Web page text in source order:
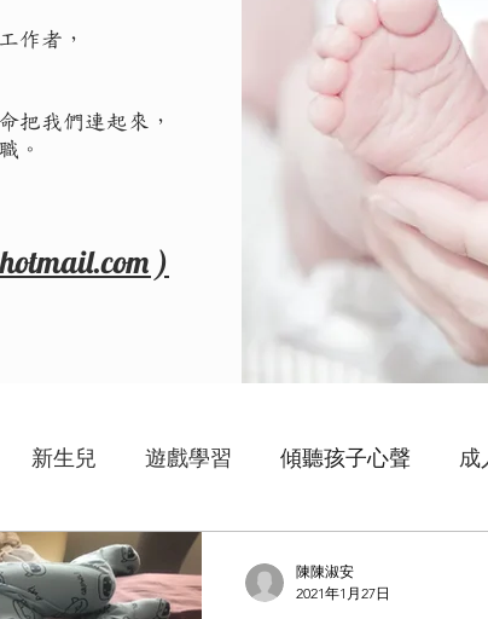
作者，
把我們連起來，
。
)
新生兒 遊戲學習 傾聽孩子心聲 成
陳陳淑安
2021年1月27日